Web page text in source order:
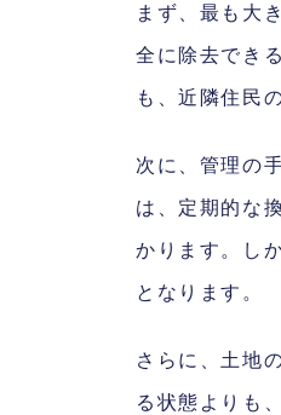
まず、最も大
全に除去でき
も、近隣住民
次に、管理の
は、定期的な
かります。し
となります。
さらに、土地
る状態よりも